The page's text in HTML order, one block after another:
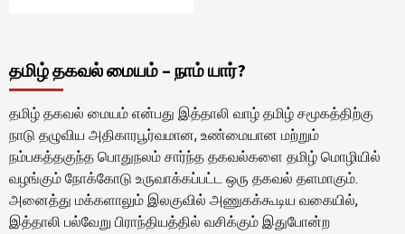
தமிழ் தகவல் மையம் – நாம் யார்?
தமிழ் தகவல் மையம் என்பது இத்தாலி வாழ் தமிழ் சமூகத்திற்கு
நாடு தழுவிய அதிகாரபூர்வமான, உண்மையான மற்றும்
நம்பகத்தகுந்த பொதுநலம் சார்ந்த தகவல்களை தமிழ் மொழியில்
வழங்கும் நோக்கோடு உருவாக்கப்பட்ட ஒரு தகவல் தளமாகும்.
அனைத்து மக்களாலும் இலகுவில் அணுகக்கூடிய வகையில்,
இத்தாலி பல்வேறு பிராந்தியத்தில் வசிக்கும் இதுபோன்ற